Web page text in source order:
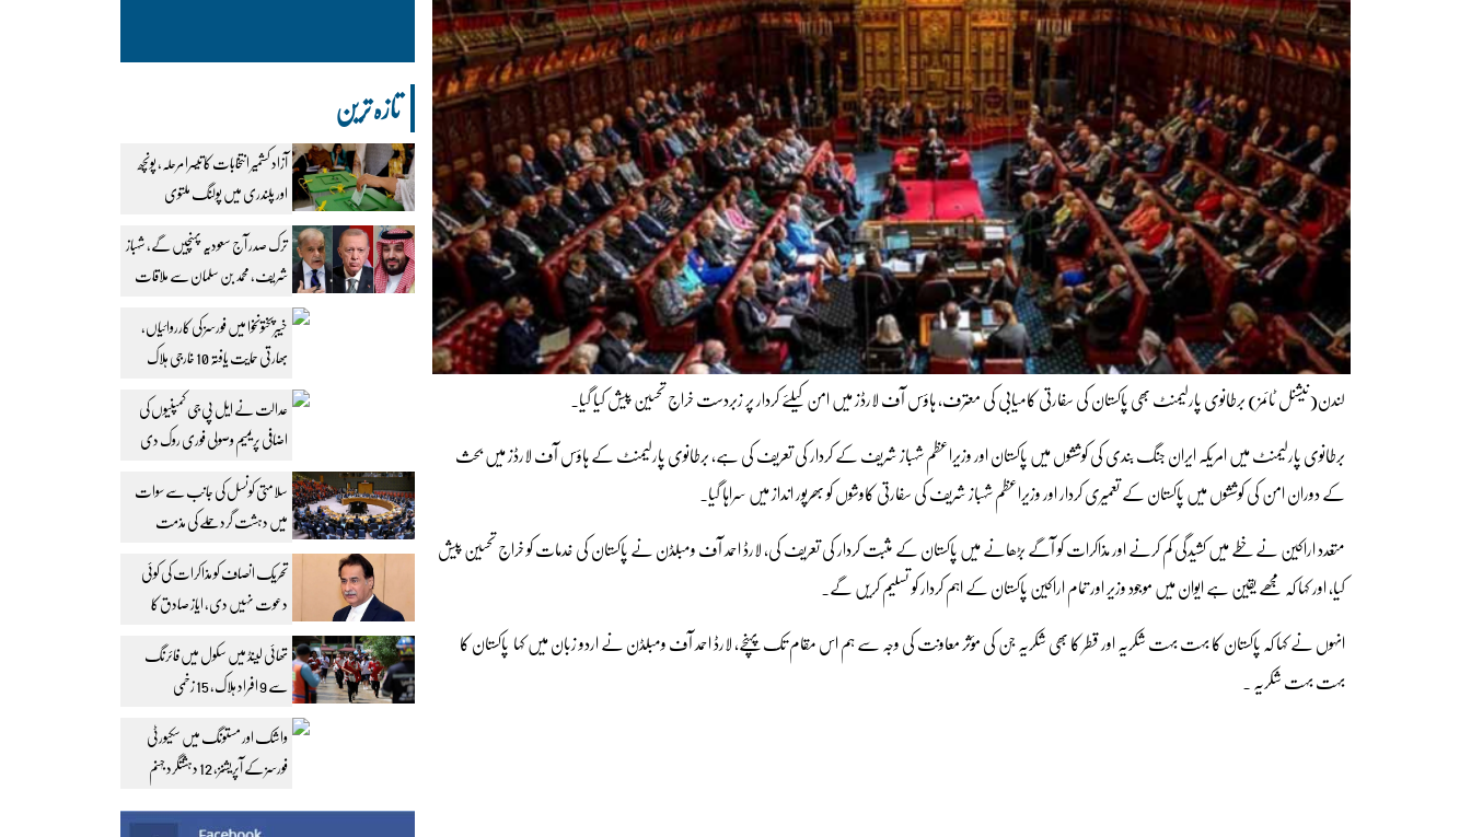
لندن(نیشنل ٹائمز) برطانوی پارلیمنٹ بھی پاکستان کی سفارتی کامیابی کی معترف، ہاؤس آف لارڈز میں امن کیلئے کردار پر زبردست خراج تحسین پیش کیا گیا۔
برطانوی پارلیمنٹ میں امریکہ ایران جنگ بندی کی کوششوں میں پاکستان اور وزیراعظم شہباز شریف کے کردار کی تعریف کی ہے، برطانوی پارلیمنٹ کے ہاؤس آف لارڈز میں بحث
کے دوران امن کی کوششوں میں پاکستان کے تعمیری کردار اور وزیراعظم شہباز شریف کی سفارتی کاوشوں کو بھرپور انداز میں سراہا گیا۔
متعدد اراکین نے خطے میں کشیدگی کم کرنے اور مذاکرات کو آگے بڑھانے میں پاکستان کے مثبت کردار کی تعریف کی، لارڈ احمد آف ومبلڈن نے پاکستان کی خدمات کو خراج تحسین پیش
کیا، اور کہا کہ مجھے یقین ہے ایوان میں موجود وزیر اور تمام اراکین پاکستان کے اہم کردار کو تسلیم کریں گے۔
انہوں نے کہا کہ پاکستان کا بہت بہت شکریہ اور قطر کا بھی شکریہ جن کی مؤثر معاونت کی وجہ سے ہم اس مقام تک پہنچے، لارڈ احمد آف ومبلڈن نے اردو زبان میں کہا پاکستان کا
بہت بہت شکریہ ۔
تازہ ترین
آزاد کشمیر انتخابات کا تیسرا مرحلہ، پونچھ
اور پلندری میں پولنگ ملتوی
ترک صدر آج سعودیہ پہنچیں گے، شہباز
شریف، محمد بن سلمان سے ملاقات
خیبرپختونخوا میں فورسز کی کارروائیاں،
بھارتی حمایت یافتہ 10 خارجی ہلاک
عدالت نے ایل پی جی کمپنیوں کی
اضافی پریمیم وصولی فوری روک دی
سلامتی کونسل کی جانب سے سوات
میں دہشت گرد حملے کی مذمت
تحریک انصاف کو مذاکرات کی کوئی
دعوت نہیں دی، ایاز صادق کا
تھائی لینڈ میں سکول میں فائرنگ
سے 9 افراد ہلاک، 15 زخمی
واشک اور مستونگ میں سکیورٹی
فورسز کے آپریشنز، 12 دہشتگرد جہنم